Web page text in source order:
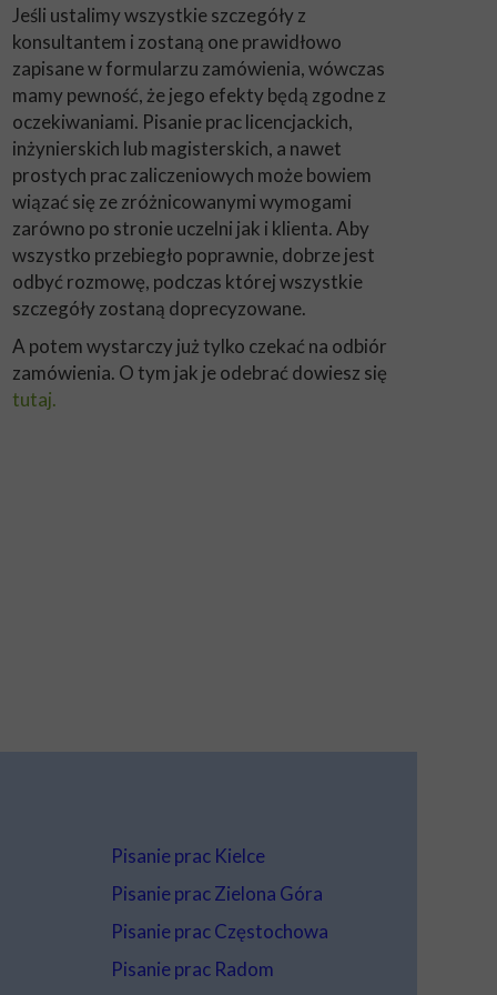
Jeśli ustalimy wszystkie szczegóły z
konsultantem i zostaną one prawidłowo
zapisane w formularzu zamówienia, wówczas
mamy pewność, że jego efekty będą zgodne z
oczekiwaniami. Pisanie prac licencjackich,
inżynierskich lub magisterskich, a nawet
prostych prac zaliczeniowych może bowiem
wiązać się ze zróżnicowanymi wymogami
zarówno po stronie uczelni jak i klienta. Aby
wszystko przebiegło poprawnie, dobrze jest
odbyć rozmowę, podczas której wszystkie
szczegóły zostaną doprecyzowane.
A potem wystarczy już tylko czekać na odbiór
zamówienia. O tym jak je odebrać dowiesz się
tutaj.
Pisanie prac Kielce
Pisanie prac Zielona Góra
Pisanie prac Częstochowa
Pisanie prac Radom